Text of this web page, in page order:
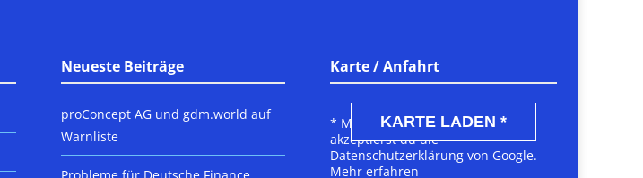
Neueste Beiträge
proConcept AG und gdm.world auf
Warnliste
Karte / Anfahrt
DSGVO MAP
KARTE LADEN *
* Mit dem Laden der Karte
akzeptierst du die
Datenschutzerklärung von Google.
Mehr erfahren